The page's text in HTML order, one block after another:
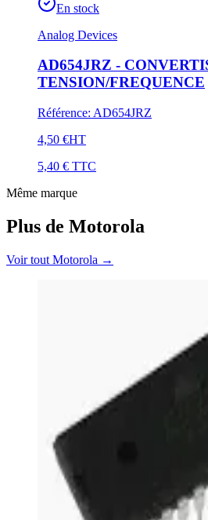
En stock
Analog Devices
AD654JRZ -
TENSION/FREQUENCE
Référence: AD654JRZ
4,50 €HT
5,40 € TTC
Même marque
Plus de Motorola
Voir tout Motorola →